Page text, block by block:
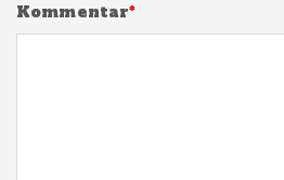
Kommentar*